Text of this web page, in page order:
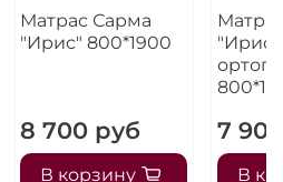
Матрас Сарма
"Ирис" 800*1900
8 700 руб
В корзину
"Ирис"
7
В